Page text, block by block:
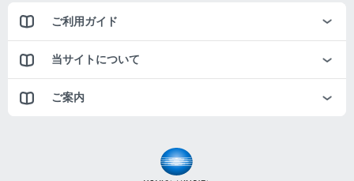
ご利用ガイド
当サイトについて
ご案内